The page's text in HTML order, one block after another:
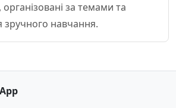
за темами та
зручного навчання.